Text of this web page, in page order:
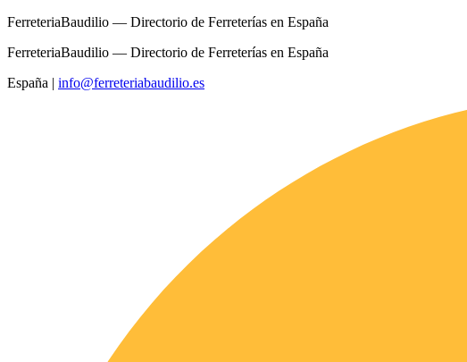
FerreteriaBaudilio — Directorio de Ferreterías en España
FerreteriaBaudilio — Directorio de Ferreterías en España
España | info@ferreteriabaudilio.es